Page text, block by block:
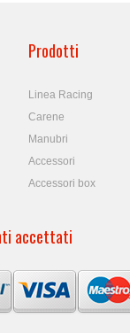
Prodotti
Linea Racing
Carene
Manubri
Accessori
Accessori box
accettati